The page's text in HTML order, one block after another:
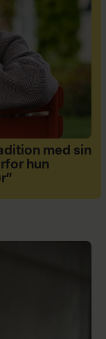
med sin
hun